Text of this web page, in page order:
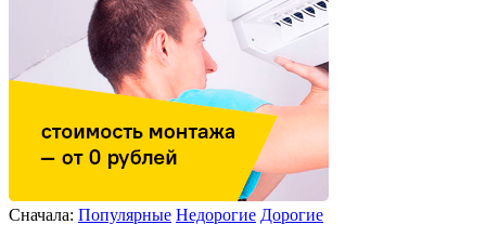
Сначала: Популярные Недорогие Дорогие